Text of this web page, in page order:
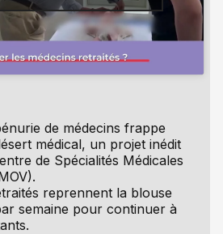
de médecins frappe
médical, un projet inédit
de Spécialités Médicales
reprennent la blouse
semaine pour continuer à